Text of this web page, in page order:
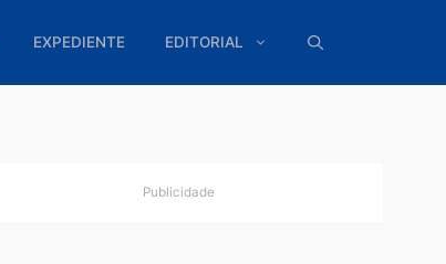
POLÍCIA EXPEDIENTE EDITORIAL